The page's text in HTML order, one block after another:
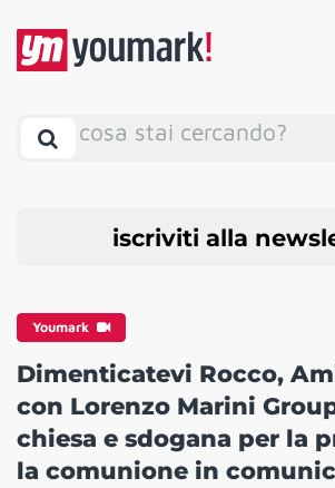
cosa stai cercando?
iscriviti alla
Youmark
Dimenticatevi Rocco,
con Lorenzo Marini
chiesa e sdogana per la
la comunione in